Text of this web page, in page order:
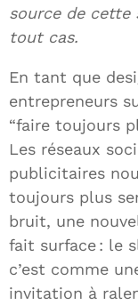
source de cette
tout cas.
En tant que
entrepreneurs
“faire toujours
Les réseaux
publicitaires
toujours plus
bruit, une
fait surface : le
c’est comme
invitation à